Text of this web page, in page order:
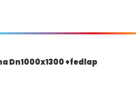
Dn1000x1300 +fedlap